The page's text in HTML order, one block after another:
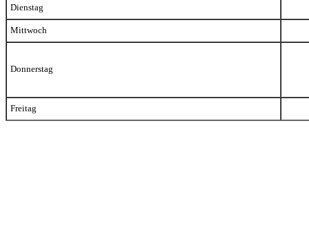
Dienstag
Mittwoch
Donnerstag
Freitag